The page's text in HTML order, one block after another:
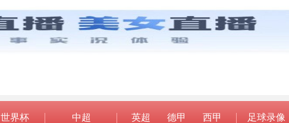
世界杯
中超
英超 德甲
西甲
足球录像